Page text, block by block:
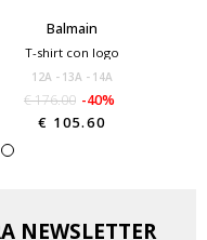
Balmain
T-shirt con logo
12A 13A 14A
€ 176.00 -40%
€ 105.60
NEWSLETTER